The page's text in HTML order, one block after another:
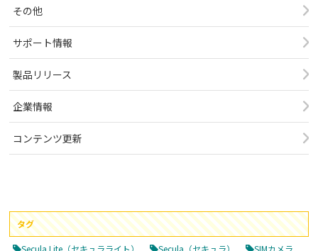
その他
サポート情報
製品リリース
企業情報
コンテンツ更新
タグ
Secula Lite（セキュラライト） Secula（セキュラ）
SIMカメラ